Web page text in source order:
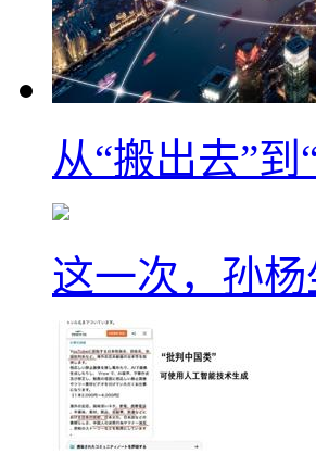
从“搬出去”
这一次，孙